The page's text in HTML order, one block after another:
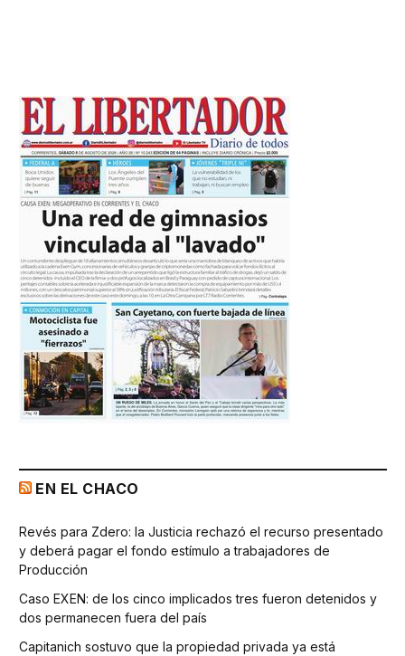
EN EL CHACO
Revés para Zdero: la Justicia rechazó el recurso presentado
y deberá pagar el fondo estímulo a trabajadores de
Producción
Caso EXEN: de los cinco implicados tres fueron detenidos y
dos permanecen fuera del país
Capitanich sostuvo que la propiedad privada ya está